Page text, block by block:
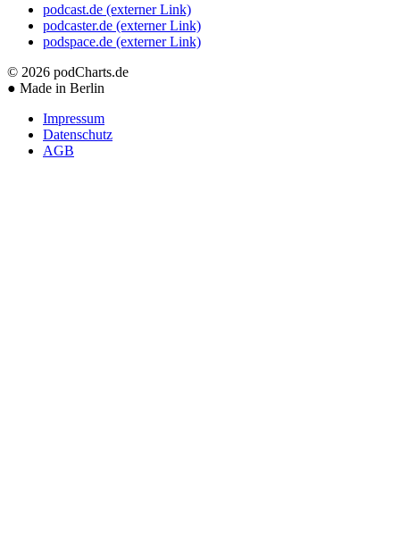
podcast.de (externer Link)
podcaster.de (externer Link)
podspace.de (externer Link)
© 2026 podCharts.de
● Made in Berlin
Impressum
Datenschutz
AGB